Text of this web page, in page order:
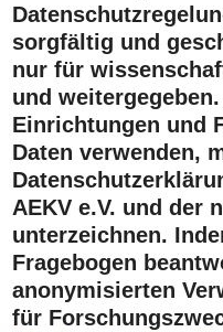
sorgfältig und
nur für
und
Einrichtungen und
Daten verwenden,
AEKV e.V. und der
unterzeichnen.
Fragebogen
anonymisierten
für